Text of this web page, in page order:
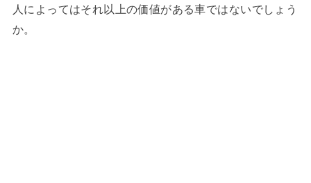
人によってはそれ以上の価値がある車ではないでしょう
か。